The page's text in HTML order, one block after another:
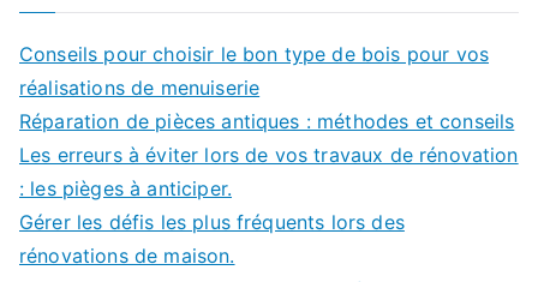
Conseils pour choisir le bon type de bois pour vos
réalisations de menuiserie
Réparation de pièces antiques : méthodes et conseils
Les erreurs à éviter lors de vos travaux de rénovation
: les pièges à anticiper.
Gérer les défis les plus fréquents lors des
rénovations de maison.